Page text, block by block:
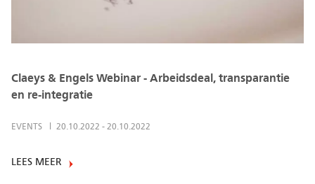
Claeys & Engels Webinar - Arbeidsdeal, transparantie
en re-integratie
EVENTS 20.10.2022 - 20.10.2022
LEES MEER